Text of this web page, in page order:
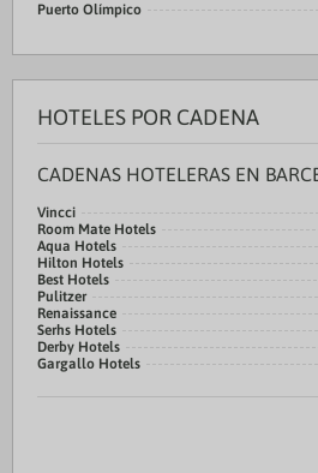
Puerto Olímpico
HOTELES POR CADENA
CADENAS HOTELERAS EN
Vincci
Room Mate Hotels
Aqua Hotels
Hilton Hotels
Best Hotels
Pulitzer
Renaissance
Serhs Hotels
Derby Hotels
Gargallo Hotels